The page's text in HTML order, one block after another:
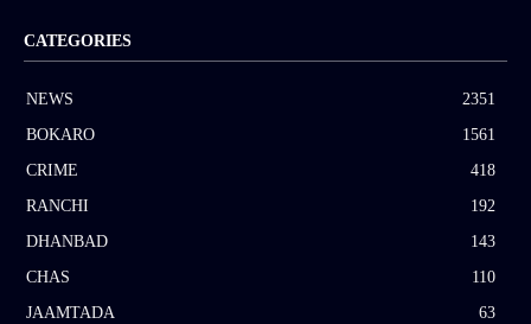
CATEGORIES
NEWS
2351
BOKARO
1561
CRIME
418
RANCHI
192
DHANBAD
143
CHAS
110
JAAMTADA
63